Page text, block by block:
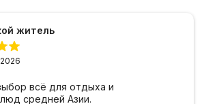
житель
всё для отдыха и
средней Азии.